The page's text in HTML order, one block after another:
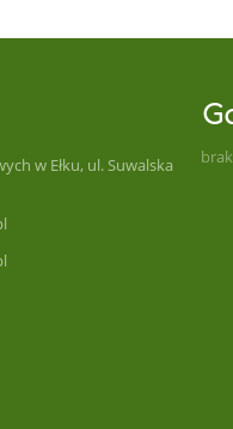
w Ełku, ul. Suwalska